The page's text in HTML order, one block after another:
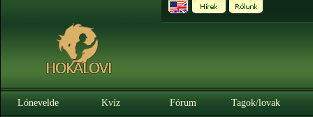
Lónevelde Kvíz Fórum Tagok/lovak